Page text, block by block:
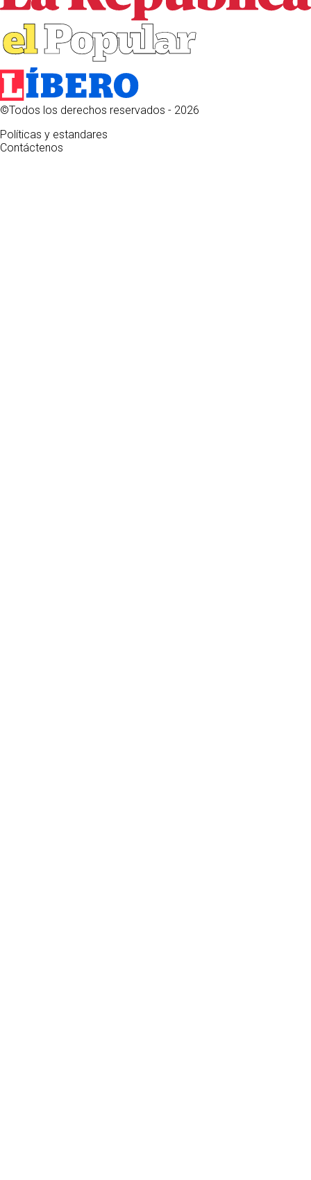
©Todos los derechos reservados - 2026
Políticas y estandares
Contáctenos